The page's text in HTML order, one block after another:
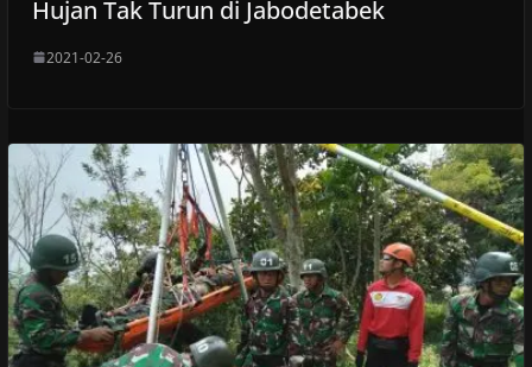
Hujan Tak Turun di Jabodetabek
2021-02-26